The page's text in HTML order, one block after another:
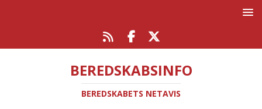
BEREDSKABSINFO
BEREDSKABETS NETAVIS